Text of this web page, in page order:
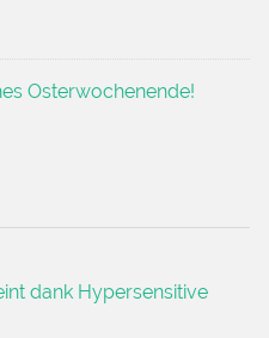
Osterwochenende!
dank Hypersensitive